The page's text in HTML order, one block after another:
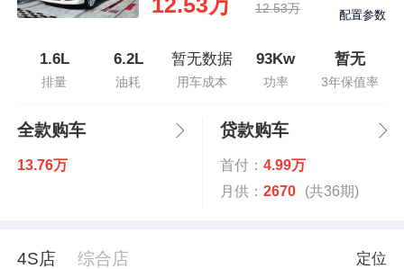
12.53万 配置参数
1.6L
排量
6.2L
油耗
暂无数据
用车成本
93Kw
功率
暂无
3年保值率
全款购车
13.76万
贷款购车
首付： 4.99万
月供： 2670 (共36期)
4S店 综合店 定位